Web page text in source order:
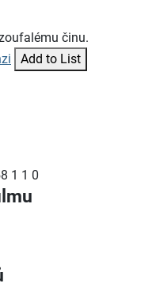
činu.
Add to List
1 1 0